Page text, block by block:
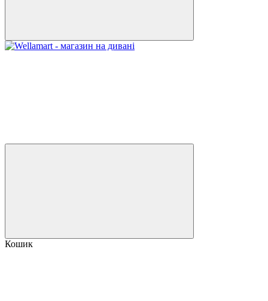
Кошик